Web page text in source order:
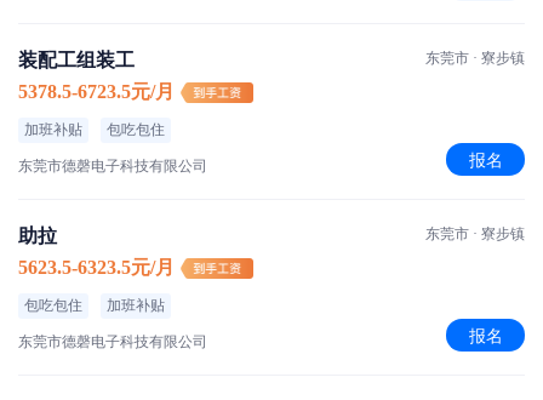
装配工组装工
5378.5-6723.5元/月
加班补贴 包吃包住
东莞市德磬电子科技有限公司
东莞市 · 寮步镇
报名
助拉
5623.5-6323.5元/月
包吃包住 加班补贴
东莞市德磬电子科技有限公司
东莞市 · 寮步镇
报名